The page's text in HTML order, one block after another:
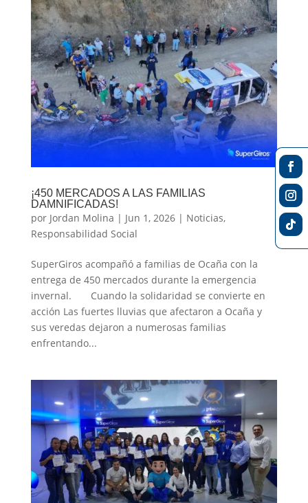
¡450 MERCADOS A LAS FAMILIAS
DAMNIFICADAS!
por Jordan Molina | Jun 1, 2026| Noticias,
Responsabilidad Social
SuperGiros acompañó a familias de Ocaña con la
entrega de 450 mercados durante la emergencia
invernal. Cuando la solidaridad se convierte en
acción Las fuertes lluvias que afectaron a Ocaña y
sus veredas dejaron a numerosas familias
enfrentando...